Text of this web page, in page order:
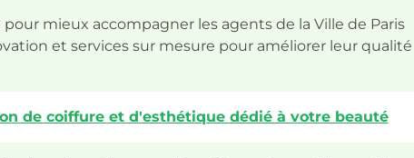
mieux accompagner les agents de la Ville de Paris
et services sur mesure pour améliorer leur qualité
de coiffure et d'esthétique dédié à votre beauté